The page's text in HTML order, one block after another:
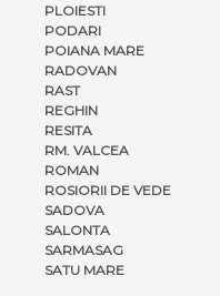
PLOIESTI
PODARI
POIANA MARE
RADOVAN
RAST
REGHIN
RESITA
RM. VALCEA
ROMAN
ROSIORII DE VEDE
SADOVA
SALONTA
SARMASAG
SATU MARE